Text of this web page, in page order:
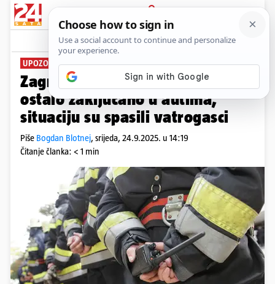
PRIJAVA
News Komentari
UPOZORENJE RODITELJIMA
Zagreb: U tri minute dvoje djece
ostalo zaključano u autima,
situaciju su spasili vatrogasci
Piše Bogdan Blotnej, srijeda, 24.9.2025. u 14:19
Čitanje članka: < 1 min